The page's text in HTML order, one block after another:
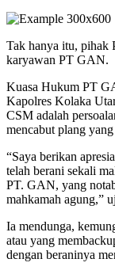
Tak hanya itu, pihak
karyawan PT GAN.
Kuasa Hukum PT
Kapolres Kolaka
CSM adalah
mencabut plang
“Saya berikan
telah berani sekali
PT. GAN, yang
mahkamah agung,”
Ia mendunga,
atau yang
dengan beraninya